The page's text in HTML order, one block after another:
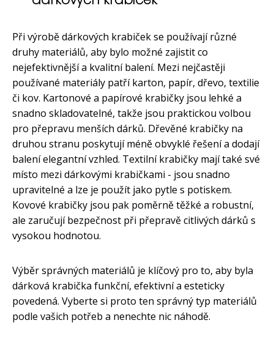
Při výrobě dárkových krabiček se používají různé
druhy materiálů, aby bylo možné zajistit co
nejefektivnější a kvalitní balení. Mezi nejčastěji
používané materiály patří karton, papír, dřevo, textilie
či kov. Kartonové a papírové krabičky jsou lehké a
snadno skladovatelné, takže jsou praktickou volbou
pro přepravu menších dárků. Dřevěné krabičky na
druhou stranu poskytují méně obvyklé řešení a dodají
balení elegantní vzhled. Textilní krabičky mají také své
místo mezi dárkovými krabičkami - jsou snadno
upravitelné a lze je použít jako pytle s potiskem.
Kovové krabičky jsou pak poměrně těžké a robustní,
ale zaručují bezpečnost při přepravě citlivých dárků s
vysokou hodnotou.
Výběr správných materiálů je klíčový pro to, aby byla
dárková krabička funkční, efektivní a esteticky
povedená. Vyberte si proto ten správný typ materiálů
podle vašich potřeb a nenechte nic náhodě.